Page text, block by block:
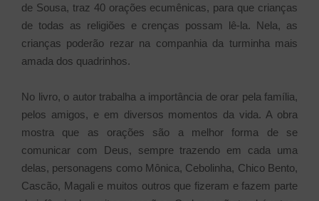
de Sousa, traz 40 orações ecumênicas, para que crianças
de todas as religiões e crenças possam lê-la. Nela, as
crianças poderão rezar na companhia da turminha mais
amada dos quadrinhos.
No livro, o autor trabalha a importância de orar pela família,
pelos amigos, e em diversos momentos da vida. A obra
mostra que as orações são a melhor forma de se
comunicar com Deus, sempre trazendo em cada uma
delas, personagens como Mônica, Cebolinha, Chico Bento,
Cascão, Magali e muitos outros que fizeram e fazem parte